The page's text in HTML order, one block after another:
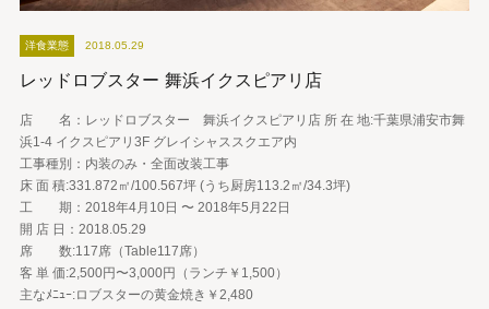
洋食業態 2018.05.29
レッドロブスター 舞浜イクスピアリ店
店 名：レッドロブスター 舞浜イクスピアリ店 所 在 地:千葉県浦安市舞
浜1-4 イクスピアリ3F グレイシャススクエア内
工事種別：内装のみ・全面改装工事
床 面 積:331.872㎡/100.567坪 (うち厨房113.2㎡/34.3坪)
工 期：2018年4月10日 〜 2018年5月22日
開 店 日：2018.05.29
席 数:117席（Table117席）
客 単 価:2,500円〜3,000円（ランチ￥1,500）
主なﾒﾆｭｰ:ロブスターの黄金焼き￥2,480